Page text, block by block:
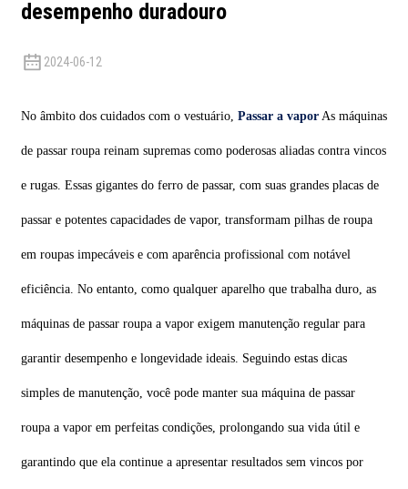
desempenho duradouro
2024-06-12
No âmbito dos cuidados com o vestuário, Passar a vaporAs máquinas
de passar roupa reinam supremas como poderosas aliadas contra vincos
e rugas. Essas gigantes do ferro de passar, com suas grandes placas de
passar e potentes capacidades de vapor, transformam pilhas de roupa
em roupas impecáveis ​​e com aparência profissional com notável
eficiência. No entanto, como qualquer aparelho que trabalha duro, as
máquinas de passar roupa a vapor exigem manutenção regular para
garantir desempenho e longevidade ideais. Seguindo estas dicas
simples de manutenção, você pode manter sua máquina de passar
roupa a vapor em perfeitas condições, prolongando sua vida útil e
garantindo que ela continue a apresentar resultados sem vincos por